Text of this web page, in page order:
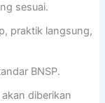
sesuai.
praktik langsung,
BNSP.
diberikan